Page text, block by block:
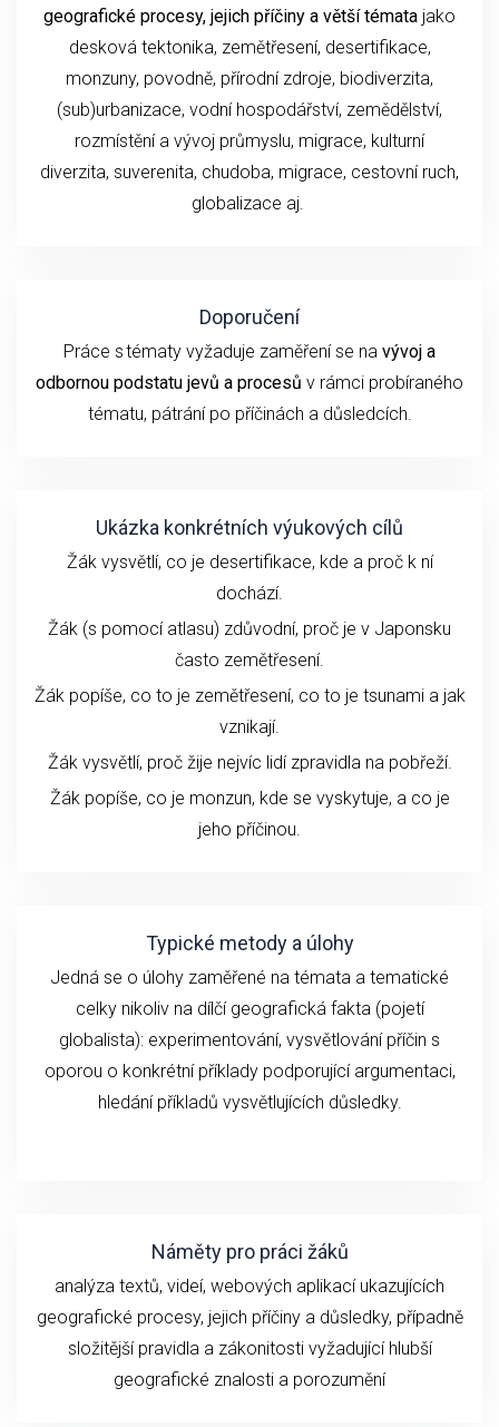
geografické procesy, jejich příčiny a větší témata jako
desková tektonika, zemětřesení, desertifikace,
monzuny, povodně, přírodní zdroje, biodiverzita,
(sub)urbanizace, vodní hospodářství, zemědělství,
rozmístění a vývoj průmyslu, migrace, kulturní
diverzita, suverenita, chudoba, migrace, cestovní ruch,
globalizace aj.
Doporučení
Práce s tématy vyžaduje zaměření se na vývoj a
odbornou podstatu jevů a procesů v rámci probíraného
tématu, pátrání po příčinách a důsledcích.
Ukázka konkrétních výukových cílů
Žák vysvětlí, co je desertifikace, kde a proč k ní
dochází.
Žák (s pomocí atlasu) zdůvodní, proč je v Japonsku
často zemětřesení.
Žák popíše, co to je zemětřesení, co to je tsunami a jak
vznikají.
Žák vysvětlí, proč žije nejvíc lidí zpravidla na pobřeží.
Žák popíše, co je monzun, kde se vyskytuje, a co je
jeho příčinou.
Typické metody a úlohy
Jedná se o úlohy zaměřené na témata a tematické
celky nikolivna dílčí geografická fakta (pojetí
globalista): experimentování, vysvětlování příčin s
oporou o konkrétní příklady podporující argumentaci,
hledání příkladů vysvětlujících důsledky.
Náměty pro práci žáků
analýza textů, videí, webových aplikací ukazujících
geografické procesy, jejich příčiny a důsledky, případně
složitější pravidla a zákonitosti vyžadující hlubší
geografické znalosti a porozumění